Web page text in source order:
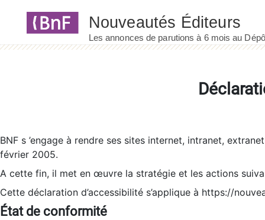
BNF s ’engage à rendre ses sites internet, intranet,
février 2005.
A cette fin, il met en œuvre la stratégie et les actions
Cette déclaration d’accessibilité s’applique à https://
État de conformité